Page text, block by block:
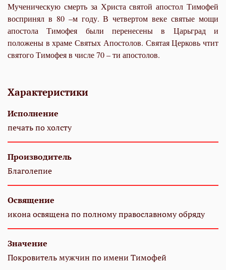
Мученическую смерть за Христа святой апостол Тимофей
воспринял в 80 –м году. В четвертом веке святые мощи
апостола Тимофея были перенесены в Царьград и
положены в храме Святых Апостолов. Святая Церковь чтит
святого Тимофея в числе 70 – ти апостолов.
Характеристики
Исполнение
печать по холсту
Производитель
Благолепие
Освящение
икона освящена по полному православному обряду
Значение
Покровитель мужчин по имени Тимофей